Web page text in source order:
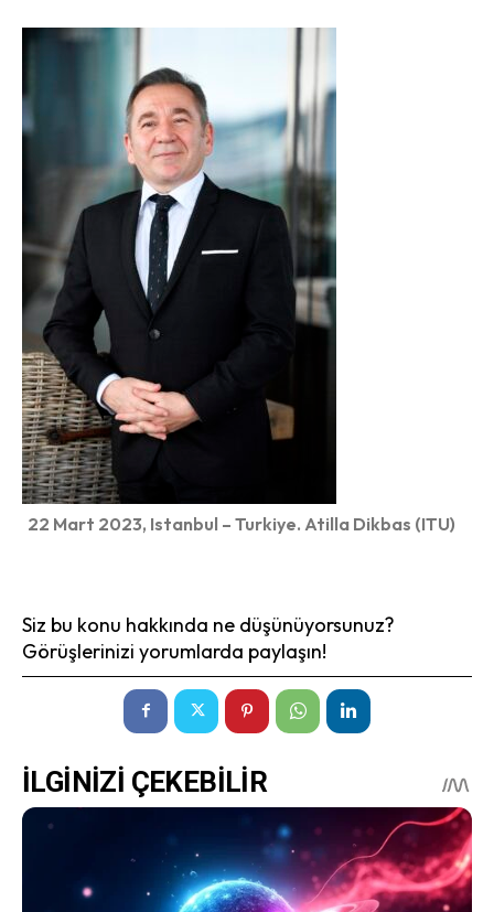
22 Mart 2023, Istanbul – Turkiye. Atilla Dikbas (ITU)
Siz bu konu hakkında ne düşünüyorsunuz?
Görüşlerinizi yorumlarda paylaşın!